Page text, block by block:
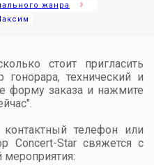
жанра
стоит пригласить
гонорара, технический и
форму заказа и нажмите
телефон или
Concert-Star свяжется с
мероприятия: